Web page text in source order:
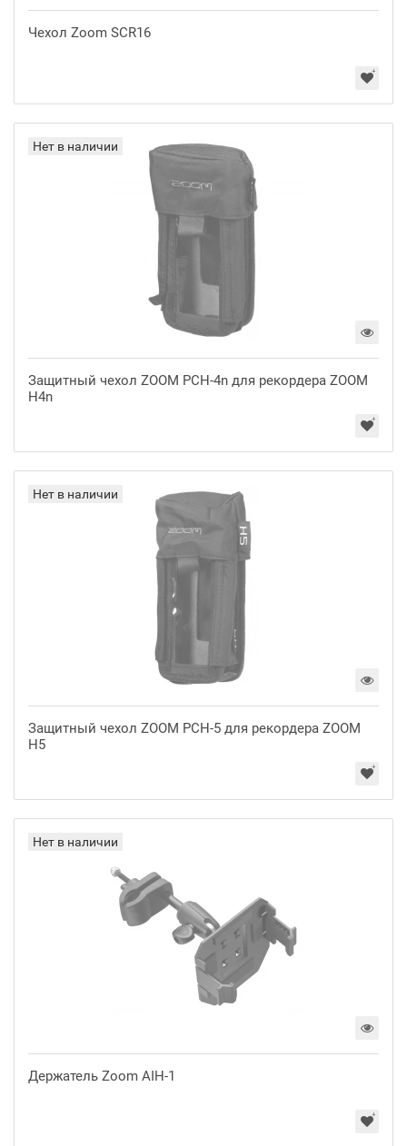
Чехол Zoom SCR16
Нет в наличии
Защитный чехол ZOOM PCH-4n для рекордера ZOOM
H4n
Нет в наличии
Защитный чехол ZOOM PCH-5 для рекордера ZOOM
H5
Нет в наличии
Держатель Zoom AIH-1